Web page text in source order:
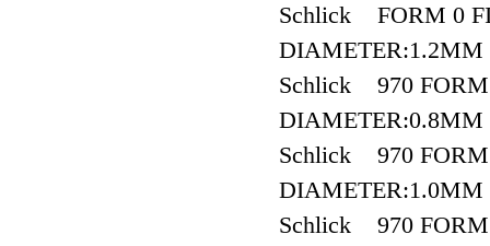
Schlick FORM 0
DIAMETER:1.2MM
Schlick 970 FORM
DIAMETER:0.8MM
Schlick 970 FORM
DIAMETER:1.0MM
Schlick 970 FORM